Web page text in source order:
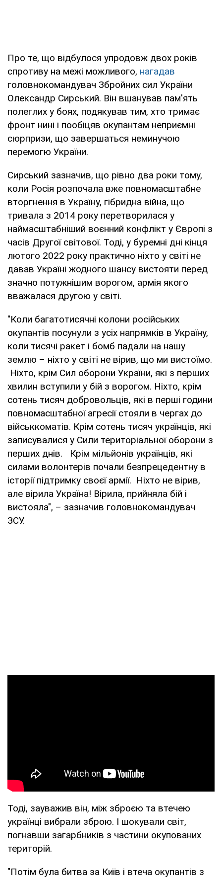
Про те, що відбулося упродовж двох років
спротиву на межі можливого, нагадав
головнокомандувач Збройних сил України
Олександр Сирський. Він вшанував пам'ять
полеглих у боях, подякував тим, хто тримає
фронт нині і пообіцяв окупантам неприємні
сюрпризи, що завершаться неминучою
перемогю України.
Сирський зазначив, що рівно два роки тому,
коли Росія розпочала вже повномасштабне
вторгнення в Україну, гібридна війна, що
тривала з 2014 року перетворилася у
наймасштабніший воєнний конфлікт у Європі з
часів Другої світової. Тоді, у буремні дні кінця
лютого 2022 року практично ніхто у світі не
давав Україні жодного шансу вистояти перед
значно потужнішим ворогом, армія якого
вважалася другою у світі.
"Коли багатотисячні колони російських
окупантів посунули з усіх напрямків в Україну,
коли тисячі ракет і бомб падали на нашу
землю – ніхто у світі не вірив, що ми вистоїмо.
Ніхто, крім Сил оборони України, які з перших
хвилин вступили у бій з ворогом. Ніхто, крім
сотень тисяч добровольців, які в перші години
повномасштабної агресії стояли в чергах до
військкоматів. Крім сотень тисяч українців, які
записувалися у Сили територіальної оборони з
перших днів. Крім мільйонів українців, які
силами волонтерів почали безпрецедентну в
історії підтримку своєї армії. Ніхто не вірив,
але вірила Україна! Вірила, прийняла бій і
вистояла", – зазначив головнокомандувач
ЗСУ.
Тоді, зауважив він, між зброєю та втечею
українці вибрали зброю. І шокували світ,
погнавши загарбників з частини окупованих
територій.
"Потім була битва за Київ і втеча окупантів з